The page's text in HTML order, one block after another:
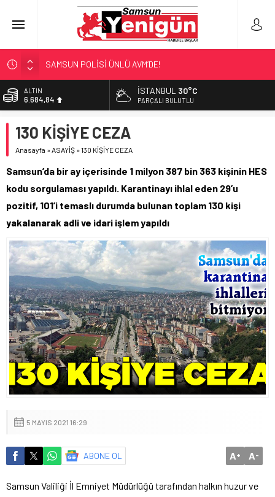
SAMSUN POLİSİ ÜNLÜ AVM’DE!
NEBİYANFEST BÜYÜLEDİ!
ULAŞIMA ZAM MI GELİYOR?
‘EL EMEĞİ’ DAYANIŞMASI
ALTIN
6.684,84
13.811,60
DOLAR
55,1602
İSTANBUL 30°C
PARÇALI BULUTLU
130 KİŞİYE CEZA
Anasayfa »ASAYİŞ »130 KİŞİYE CEZA
Samsun’da bir ay içerisinde 1 milyon 387 bin 363 kişinin HES
kodu sorgulaması yapıldı. Karantinayı ihlal eden 29’u
pozitif, 101’i temaslı durumda bulunan toplam 130 kişi
yakalanarak adli ve idari işlem yapıldı
5 MAYIS 2021 16:29
ABONE OL A+ A-
Samsun Valiliği İl Emniyet Müdürlüğü tarafından halkın huzur ve